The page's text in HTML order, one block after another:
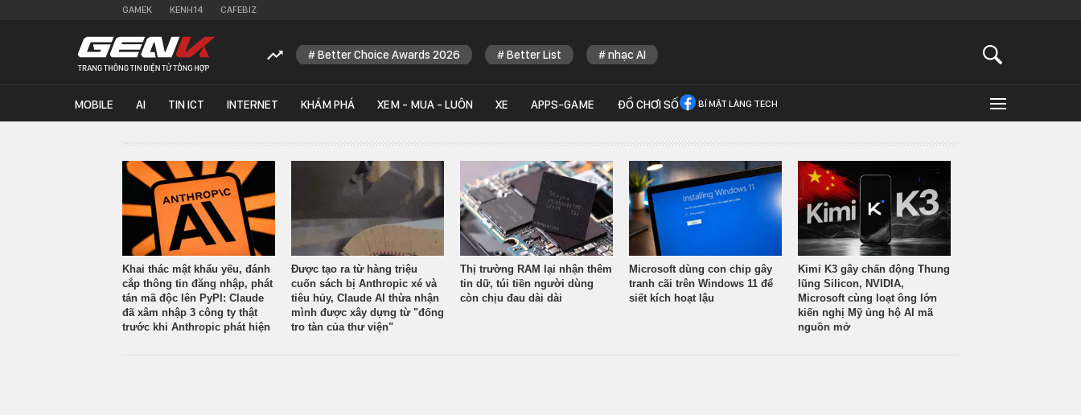
GAMEK KENH14 CAFEBIZ
Better Choice Awards 2026 Better List nhạc AI
MOBILE AI TIN ICT INTERNET KHÁM PHÁ XEM - MUA - LUÔN XE APPS-GAME ĐỒ CHƠI SỐ BÍ MẬT LÀNG TECH
Khai thác mật khẩu yếu, đánh
cắp thông tin đăng nhập, phát
tán mã độc lên PyPI: Claude
đã xâm nhập 3 công ty thật
trước khi Anthropic phát hiện
Được tạo ra từ hàng triệu
cuốn sách bị Anthropic xé và
tiêu hủy, Claude AI thừa nhận
mình được xây dựng từ "đống
tro tàn của thư viện"
Thị trường RAM lại nhận thêm
tin dữ, túi tiền người dùng
còn chịu đau dài dài
Microsoft dùng con chip gây
tranh cãi trên Windows 11 để
siết kích hoạt lậu
Kimi K3 gây chấn động Thung
lũng Silicon, NVIDIA,
Microsoft cùng loạt ông lớn
kiến nghị Mỹ ủng hộ AI mã
nguồn mở